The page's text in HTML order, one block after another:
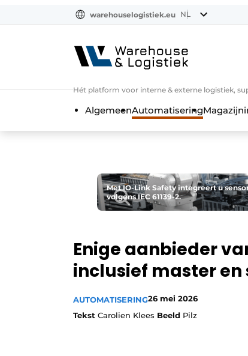
warehouselogistiek.eu NL
Hét platform voor interne & externe logistiek,
AlgemeenAutomatisering
Met IO-Link Safety integreert u
volgens IEC 61139-2.
Enige aanbieder
inclusief master en
AUTOMATISERING26 mei 2026
Tekst Carolien Klees Beeld Pilz